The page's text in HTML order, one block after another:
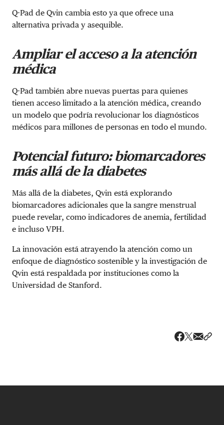
Q-Pad de Qvin cambia esto ya que ofrece una
alternativa privada y asequible.
Ampliar el acceso a la atención
médica
Q-Pad también abre nuevas puertas para quienes
tienen acceso limitado a la atención médica, creando
un modelo que podría revolucionar los diagnósticos
médicos para millones de personas en todo el mundo.
Potencial futuro: biomarcadores
más allá de la diabetes
Más allá de la diabetes, Qvin está explorando
biomarcadores adicionales que la sangre menstrual
puede revelar, como indicadores de anemia, fertilidad
e incluso VPH.
La innovación está atrayendo la atención como un
enfoque de diagnóstico sostenible y la investigación de
Qvin está respaldada por instituciones como la
Universidad de Stanford.